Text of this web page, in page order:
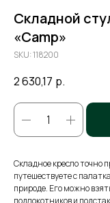
Складной
«Camp»
SKU:118200
2 630,17 р.
Складное кресло точно
путешествуете с
природе. Его можно